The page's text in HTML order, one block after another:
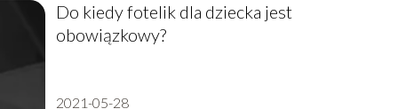
Do kiedy fotelik dla dziecka jest
obowiązkowy?
2021-05-28